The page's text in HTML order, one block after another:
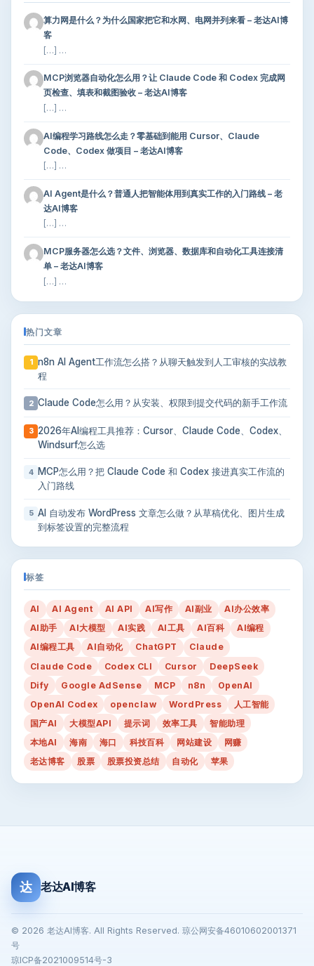
算力网是什么？为什么国家把它和水网、电网并列来看 – 老达AI博
客
[…] …
MCP浏览器自动化怎么用？让 Claude Code 和 Codex 完成网
页检查、填表和截图验收 – 老达AI博客
[…] …
AI编程学习路线怎么走？零基础到能用 Cursor、Claude
Code、Codex 做项目 – 老达AI博客
[…] …
AI Agent是什么？普通人把智能体用到真实工作的入门路线 – 老
达AI博客
[…] …
MCP服务器怎么选？文件、浏览器、数据库和自动化工具连接清
单 – 老达AI博客
[…] …
热门文章
1 n8n AI Agent工作流怎么搭？从聊天触发到人工审核的实战教
程
2 Claude Code怎么用？从安装、权限到提交代码的新手工作流
3 2026年AI编程工具推荐：Cursor、Claude Code、Codex、
Windsurf怎么选
4
MCP怎么用？把 Claude Code 和 Codex 接进真实工作流的
入门路线
5 AI 自动发布 WordPress 文章怎么做？从草稿优化、图片生成
到标签设置的完整流程
标签
AI AI Agent AI API AI写作 AI副业
AI办公效率
AI助手
AI大模型 AI实践 AI工具 AI百科
AI编程
AI编程工具
AI自动化 ChatGPT
Claude
Claude Code
Codex CLI Cursor
DeepSeek
Dify
Google AdSense MCP n8n
OpenAI
OpenAI Codex
openclaw WordPress
人工智能
国产AI
大模型API 提示词 效率工具
智能助理
本地AI
海南 海口 科技百科 网站建设
网赚
老达博客
股票 股票投资总结 自动化 苹果
达 老达AI博客
© 2026 老达AI博客. All Rights Reserved. 琼公网安备46010602001371
号
琼ICP备2021009514号-3